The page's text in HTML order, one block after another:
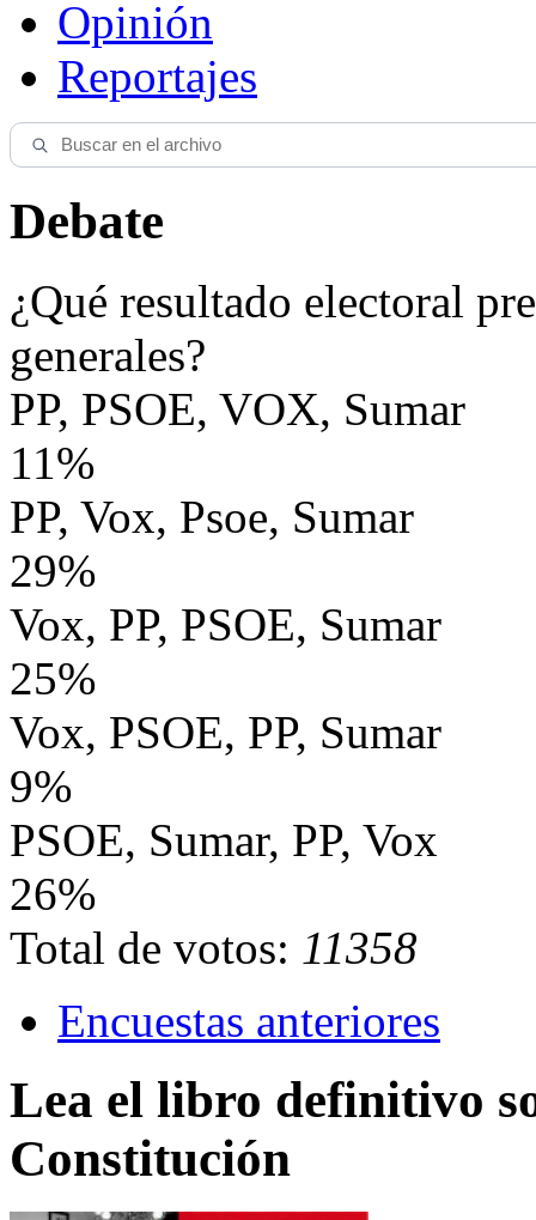
Opinión
Reportajes
Debate
¿Qué resultado electoral
generales?
PP, PSOE, VOX, Sumar
11%
PP, Vox, Psoe, Sumar
29%
Vox, PP, PSOE, Sumar
25%
Vox, PSOE, PP, Sumar
9%
PSOE, Sumar, PP, Vox
26%
Total de votos: 11358
Encuestas anteriores
Lea el libro definitivo
Constitución